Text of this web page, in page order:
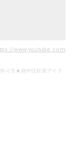
www.youtube.com
り方★熱中症対策アイテ